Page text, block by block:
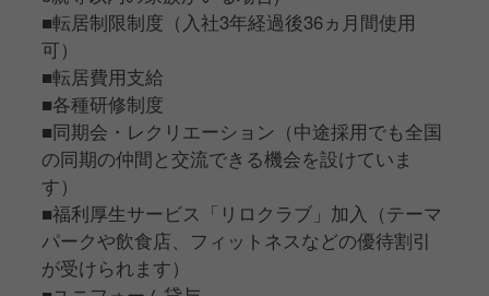
■転居制限制度（入社3年経過後36ヵ月間使用
可）
■転居費用支給
■各種研修制度
■同期会・レクリエーション（中途採用でも全国
の同期の仲間と交流できる機会を設けていま
す）
■福利厚生サービス「リロクラブ」加入（テーマ
パークや飲食店、フィットネスなどの優待割引
が受けられます）